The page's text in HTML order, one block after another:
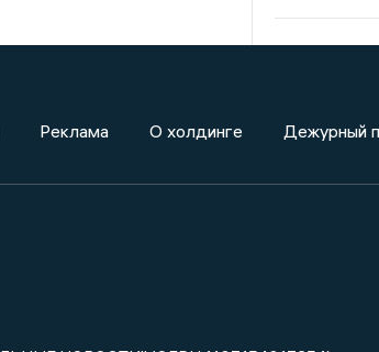
Реклама О холдинге Дежурный